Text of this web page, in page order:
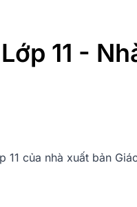
11 -
11 của nhà xuất bản